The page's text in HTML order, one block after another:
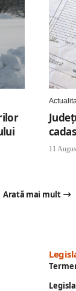
11
Arată mai mult